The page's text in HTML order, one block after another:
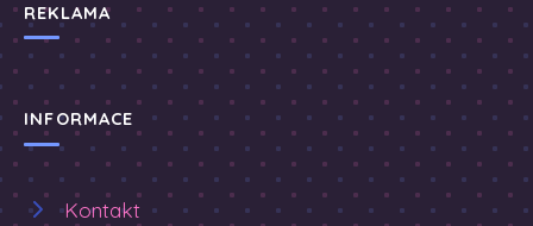
REKLAMA
INFORMACE
Kontakt